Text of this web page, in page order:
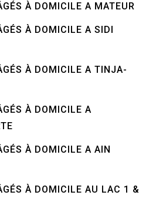
À DOMICILE A MATEUR
À DOMICILE A SIDI
À DOMICILE A TINJA-
À DOMICILE A
À DOMICILE A AIN
À DOMICILE AU LAC 1 &